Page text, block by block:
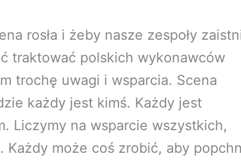
rosła i żeby nasze zespoły
traktować polskich wykonawców
trochę uwagi i wsparcia. Scena
każdy jest kimś. Każdy jest
Liczymy na wsparcie wszystkich,
Każdy może coś zrobić, aby